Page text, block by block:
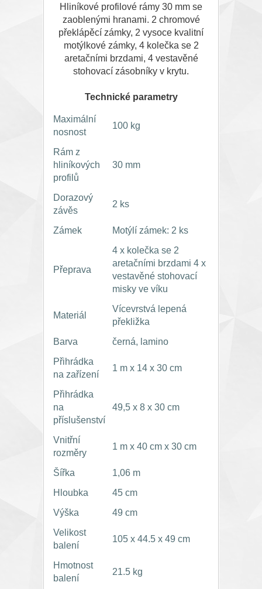
Hliníkové profilové rámy 30 mm se
zaoblenými hranami. 2 chromové
překlápěcí zámky, 2 vysoce kvalitní
motýlkové zámky, 4 kolečka se 2
aretačními brzdami, 4 vestavěné
stohovací zásobníky v krytu.
Technické parametry
Maximální
nosnost
100 kg
Rám z
hliníkových
profilů
30 mm
Dorazový
závěs
2 ks
Zámek Motýlí zámek: 2 ks
Přeprava
4 x kolečka se 2
aretačními brzdami 4 x
vestavěné stohovací
misky ve víku
Materiál
Vícevrstvá lepená
překližka
Barva
černá, lamino
Přihrádka
na zařízení
1 m x 14 x 30 cm
Přihrádka
na
příslušenství
49,5 x 8 x 30 cm
Vnitřní
rozměry
1 m x 40 cm x 30 cm
Šířka
1,06 m
Hloubka
45 cm
Výška
49 cm
Velikost
balení
105 x 44.5 x 49 cm
Hmotnost
balení
21.5 kg